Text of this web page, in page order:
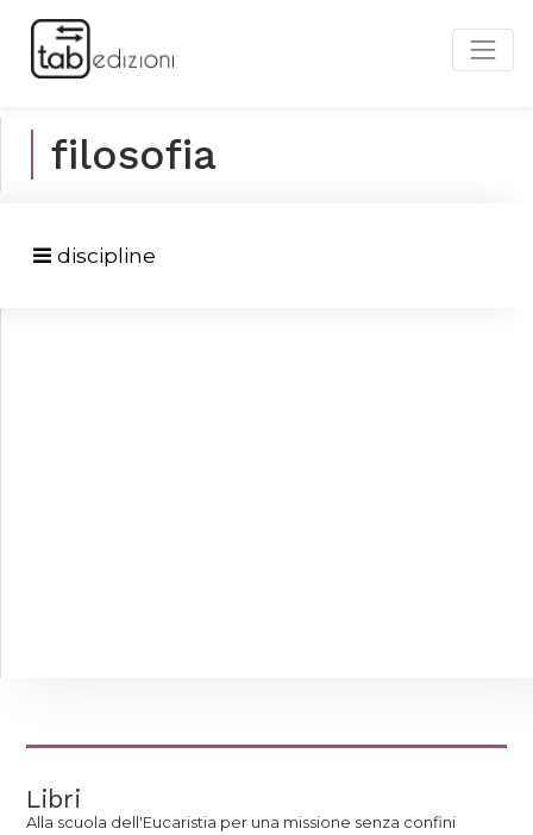
filosofia
discipline
Libri
Alla scuola dell'Eucaristia per una missione senza confini